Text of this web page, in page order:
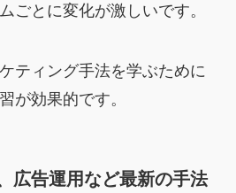
ごとに変化が激しいです。
ティング手法を学ぶために
が効果的です。
広告運用など最新の手法